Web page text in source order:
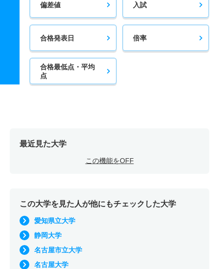
偏差値 入試
合格発表日 倍率
合格最低点・平均
点
最近見た大学
この機能をOFF
この大学を見た人が他にもチェックした大学
愛知県立大学
静岡大学
名古屋市立大学
名古屋大学